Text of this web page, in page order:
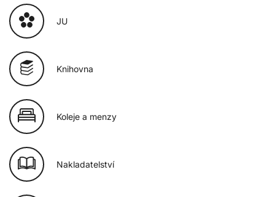
JU
Knihovna
Koleje a menzy
Nakladatelství